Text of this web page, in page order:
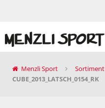
Menzli Sport Sortiment
CUBE_2013_LATSCH_0154_RK